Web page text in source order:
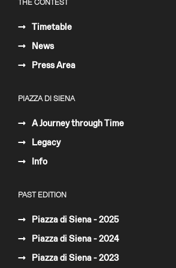
THE CONTEST
Timetable
News
Press Area
PIAZZA DI SIENA
A Journey through Time
Legacy
Info
PAST EDITION
Piazza di Siena - 2025
Piazza di Siena - 2024
Piazza di Siena - 2023